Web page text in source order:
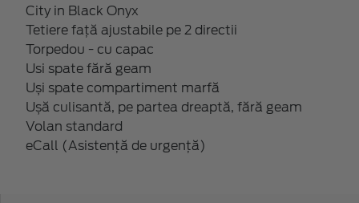
City in Black Onyx
Tetiere față ajustabile pe 2 directii
Torpedou - cu capac
Usi spate fără geam
Uși spate compartiment marfă
Ușă culisantă, pe partea dreaptă, fără geam
Volan standard
eCall (Asistență de urgență)